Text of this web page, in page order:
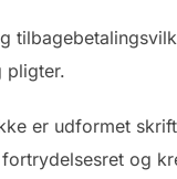
pligter.
er udformet
og